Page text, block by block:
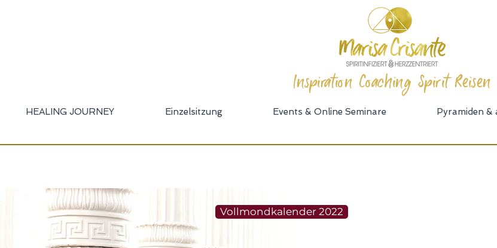
Inspiration Coaching Spirit Reisen
HEALING JOURNEY Einzelsitzung Events & Online Seminare Pyramiden &
Vollmondkalender 2022